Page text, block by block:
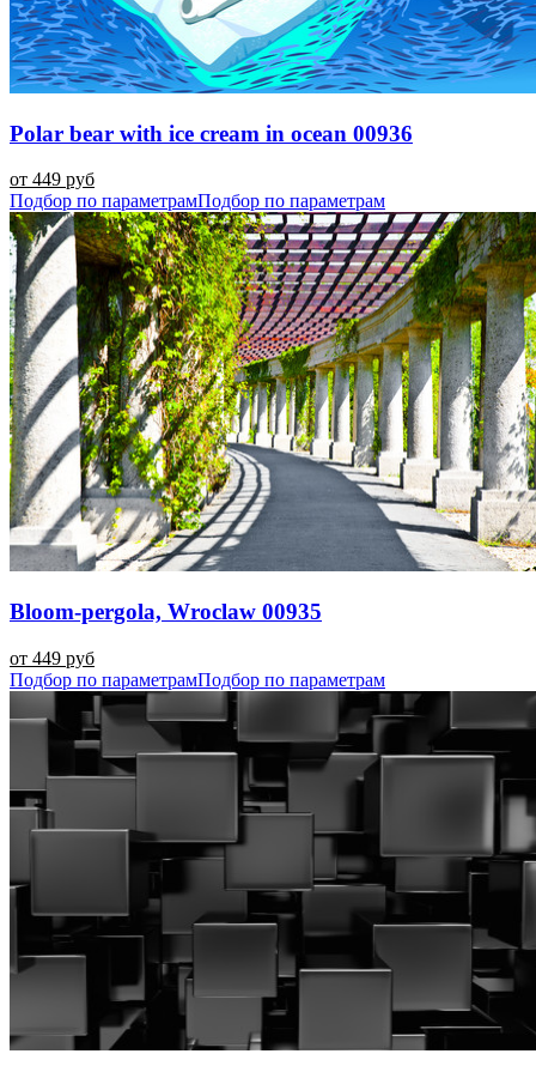
Polar bear with ice cream in ocean 00936
от 449 руб
Подбор по параметрамПодбор по параметрам
Bloom-pergola, Wroclaw 00935
от 449 руб
Подбор по параметрамПодбор по параметрам